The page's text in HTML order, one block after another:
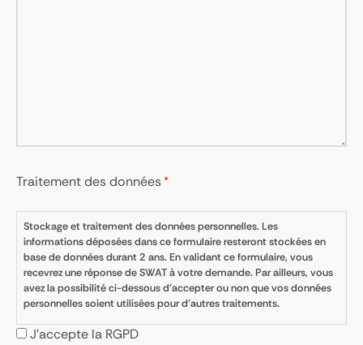
Traitement des données *
Stockage et traitement des données personnelles. Les
informations déposées dans ce formulaire resteront stockées en
base de données durant 2 ans. En validant ce formulaire, vous
recevrez une réponse de SWAT à votre demande. Par ailleurs, vous
avez la possibilité ci-dessous d’accepter ou non que vos données
personnelles soient utilisées pour d’autres traitements.
J’accepte la RGPD